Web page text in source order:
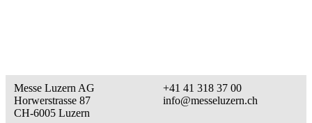
Messe Luzern AG
Horwerstrasse 87
CH-6005 Luzern
+41 41 318 37 00
info@messeluzern.ch